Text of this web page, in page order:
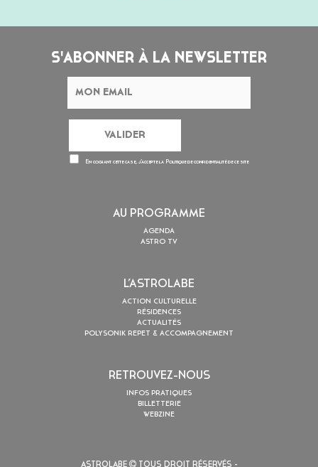
S'ABONNER À LA NEWSLETTER
En cochant cette case, j’accepte la Politique de confidentialitéde ce site
AU PROGRAMME
AGENDA
ASTRO TV
L’ASTROLABE
ACTION CULTURELLE
RÉSIDENCES
ACTUALITÉS
POLYSONIK REPET & ACCOMPAGNEMENT
RETROUVEZ-NOUS
INFOS PRATIQUES
BILLETTERIE
WEBZINE
ASTROLABE TOUS DROIT RÉSERVÉS -